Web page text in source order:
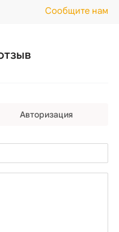
Сообщите нам
Авторизация